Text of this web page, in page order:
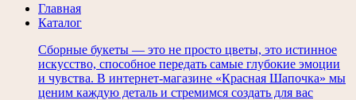
Главная
Каталог
Сборные букеты — это не просто цветы, это истинное
искусство, способное передать самые глубокие эмоции
и чувства. В интернет-магазине «Красная Шапочка» мы
ценим каждую деталь и стремимся создать для вас